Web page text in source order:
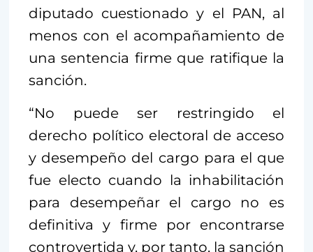
diputado cuestionado y el PAN, al
menos con el acompañamiento de
una sentencia firme que ratifique la
sanción.
“No puede ser restringido el
derecho político electoral de acceso
y desempeño del cargo para el que
fue electo cuando la inhabilitación
para desempeñar el cargo no es
definitiva y firme por encontrarse
controvertida y, por tanto, la sanción